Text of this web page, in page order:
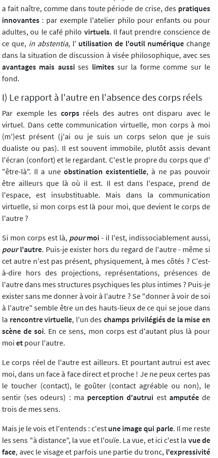
a fait naître, comme dans toute période de crise, des pratiques
innovantes : par exemple l'atelier philo pour enfants ou pour
adultes, ou le café philo virtuels. Il faut prendre conscience de
ce que, in abstentia, l' utilisation de l'outil numérique change
dans la situation de discussion à visée philosophique, avec ses
avantages mais aussises limitessur la forme comme sur le
fond.
I) Le rapport à l'autre en l'absence des corps réels
Par exemple les corps réels des autres ont disparu avec le
virtuel. Dans cette communication virtuelle, mon corps à moi
(m')est présent (j'ai ou je suis un corps selon que je suis
dualiste ou pas). Il est souvent immobile, plutôt assis devant
l'écran (confort) et le regardant. C'est le propre du corps que d'
"être-là". Il a uneobstination existentielle, à ne pas pouvoir
être ailleurs que là où il est. Il est dans l'espace, prend de
l'espace, est insubstituable. Mais dans la communication
virtuelle, si mon corps est là pour moi, que devient le corps de
l'autre ?
Si mon corps est là, pourmoi - il l'est, indissociablement aussi,
pourl'autre. Puis-je exister hors du regard de l'autre - même si
cet autre n'est pas présent, physiquement, à mes côtés ? C'est-
à-dire hors des projections, représentations, présences de
l'autre dans mes structures psychiques les plus intimes ? Puis-je
exister sans me donner à voir à l'autre ? Se "donner à voir de soi
à l'autre" semble être un des hauts-lieux de ce qui se joue dans
la rencontre virtuelle, l'un des champs privilégiés de la mise en
scène de soi. En ce sens, mon corps est d'autant plus là pour
moi et pour l'autre.
Le corps réel de l'autre est ailleurs. Et pourtant autrui est avec
moi, dans un face à face direct et proche ! Je ne peux certes pas
le toucher (contact), le goûter (contact agréable ou non), le
sentir (ses odeurs) : ma perception d'autrui est amputéede
trois de mes sens.
Mais je le vois et l'entends : c'est une image qui parle. Il me reste
les sens "à distance", la vue et l'ouïe. La vue, et ici c'est la vue de
face, avec le visage et parfois une partie du tronc, l'expressivité